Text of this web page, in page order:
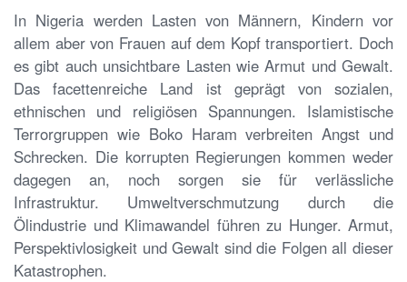
In Nigeria werden Lasten von Männern, Kindern vor
allem aber von Frauen auf dem Kopf transportiert. Doch
es gibt auch unsichtbare Lasten wie Armut und Gewalt.
Das facettenreiche Land ist geprägt von sozialen,
ethnischen und religiösen Spannungen. Islamistische
Terrorgruppen wie Boko Haram verbreiten Angst und
Schrecken. Die korrupten Regierungen kommen weder
dagegen an, noch sorgen sie für verlässliche
Infrastruktur. Umweltverschmutzung durch die
Ölindustrie und Klimawandel führen zu Hunger. Armut,
Perspektivlosigkeit und Gewalt sind die Folgen all dieser
Katastrophen.